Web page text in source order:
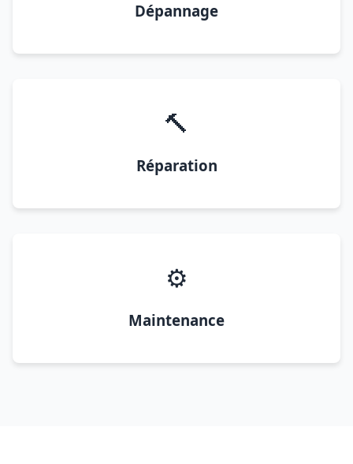
Dépannage
🔨
Réparation
⚙️
Maintenance